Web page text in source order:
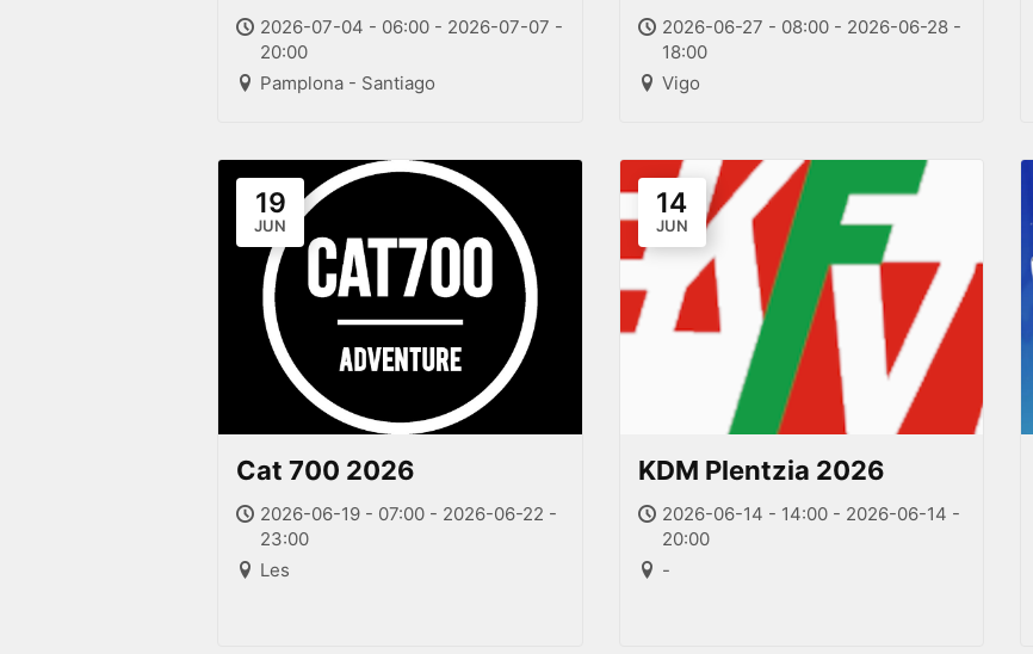
2026-07-04 - 06:00 - 2026-07-07 -
20:00
Pamplona - Santiago
2026-06-27 - 08:00 - 2026-06-28 -
18:00
Vigo
19
JUN
Cat 700 2026
2026-06-19 - 07:00 - 2026-06-22 -
23:00
Les
14
JUN
KDM Plentzia 2026
2026-06-14 - 14:00 - 2026-06-14 -
20:00
-